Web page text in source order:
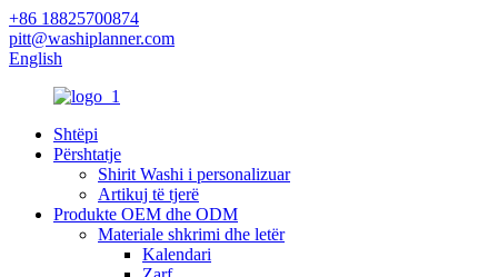
+86 18825700874
pitt@washiplanner.com
English
Shtëpi
Përshtatje
Shirit Washi i personalizuar
Artikuj të tjerë
Produkte OEM dhe ODM
Materiale shkrimi dhe letër
Kalendari